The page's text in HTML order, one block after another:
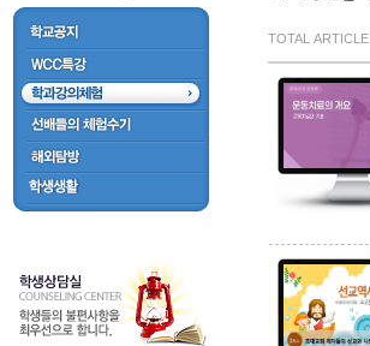
TOTAL ARTICLE